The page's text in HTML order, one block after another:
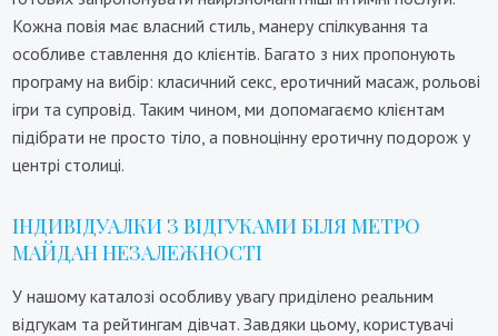
Кожна повія має власний стиль, манеру спілкування та
особливе ставлення до клієнтів. Багато з них пропонують
програму на вибір: класичний секс, еротичний масаж, рольові
ігри та супровід. Таким чином, ми допомагаємо клієнтам
підібрати не просто тіло, а повноцінну еротичну подорож у
центрі столиці.
ІНДИВІДУАЛКИ З ВІДГУКАМИ БІЛЯ МЕТРО
МАЙДАН НЕЗАЛЕЖНОСТІ
У нашому каталозі особливу увагу приділено реальним
відгукам та рейтингам дівчат. Завдяки цьому, користувачі